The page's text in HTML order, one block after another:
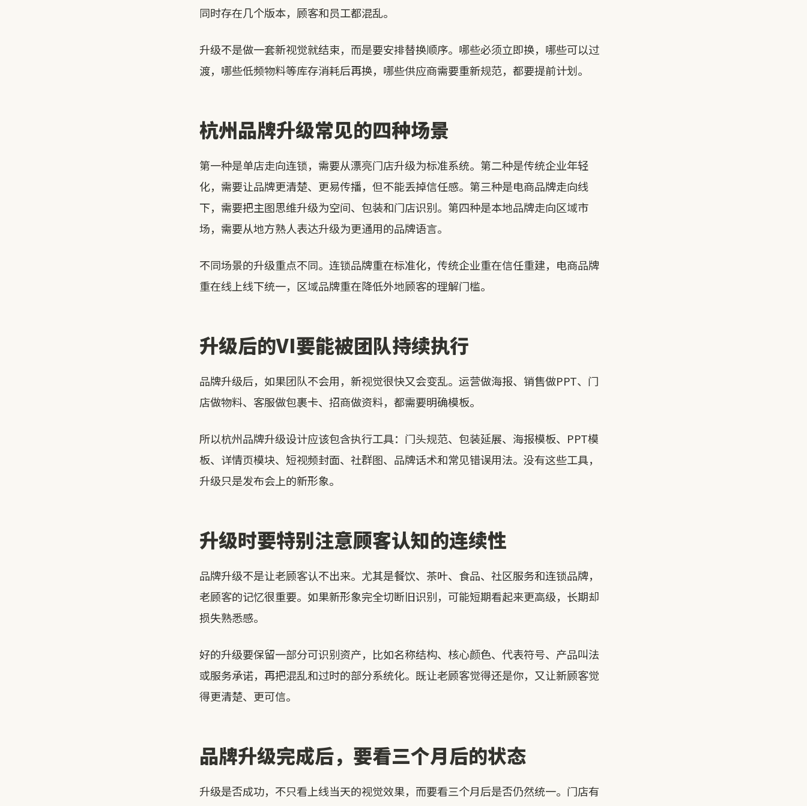
同时存在几个版本，顾客和员工都混乱。
升级不是做一套新视觉就结束，而是要安排替换顺序。哪些必须立即换，哪些可以过
渡，哪些低频物料等库存消耗后再换，哪些供应商需要重新规范，都要提前计划。
杭州品牌升级常见的四种场景
第一种是单店走向连锁，需要从漂亮门店升级为标准系统。第二种是传统企业年轻
化，需要让品牌更清楚、更易传播，但不能丢掉信任感。第三种是电商品牌走向线
下，需要把主图思维升级为空间、包装和门店识别。第四种是本地品牌走向区域市
场，需要从地方熟人表达升级为更通用的品牌语言。
不同场景的升级重点不同。连锁品牌重在标准化，传统企业重在信任重建，电商品牌
重在线上线下统一，区域品牌重在降低外地顾客的理解门槛。
升级后的VI要能被团队持续执行
品牌升级后，如果团队不会用，新视觉很快又会变乱。运营做海报、销售做PPT、门
店做物料、客服做包裹卡、招商做资料，都需要明确模板。
所以杭州品牌升级设计应该包含执行工具：门头规范、包装延展、海报模板、PPT模
板、详情页模块、短视频封面、社群图、品牌话术和常见错误用法。没有这些工具，
升级只是发布会上的新形象。
升级时要特别注意顾客认知的连续性
品牌升级不是让老顾客认不出来。尤其是餐饮、茶叶、食品、社区服务和连锁品牌，
老顾客的记忆很重要。如果新形象完全切断旧识别，可能短期看起来更高级，长期却
损失熟悉感。
好的升级要保留一部分可识别资产，比如名称结构、核心颜色、代表符号、产品叫法
或服务承诺，再把混乱和过时的部分系统化。既让老顾客觉得还是你，又让新顾客觉
得更清楚、更可信。
品牌升级完成后，要看三个月后的状态
升级是否成功，不只看上线当天的视觉效果，而要看三个月后是否仍然统一。门店有